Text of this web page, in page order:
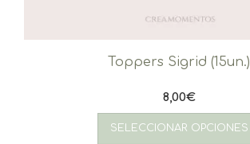
Toppers Sigrid (15un.)
8,00€
SELECCIONAR OPCIONES